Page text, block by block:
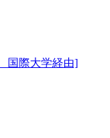
国際大学経由]